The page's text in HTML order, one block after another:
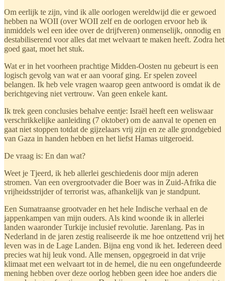
Om eerlijk te zijn, vind ik alle oorlogen wereldwijd die er gewoed
hebben na WOII (over WOII zelf en de oorlogen ervoor heb ik
inmiddels wel een idee over de drijfveren) onmenselijk, onnodig en
destabiliserend voor alles dat met welvaart te maken heeft. Zodra het
goed gaat, moet het stuk.
Wat er in het voorheen prachtige Midden-Oosten nu gebeurt is een
logisch gevolg van wat er aan vooraf ging. Er spelen zoveel
belangen. Ik heb vele vragen waarop geen antwoord is omdat ik de
berichtgeving niet vertrouw. Van geen enkele kant.
Ik trek geen conclusies behalve eentje: Israël heeft een weliswaar
verschrikkelijke aanleiding (7 oktober) om de aanval te openen en
gaat niet stoppen totdat de gijzelaars vrij zijn en ze alle grondgebied
van Gaza in handen hebben en het liefst Hamas uitgeroeid.
De vraag is: En dan wat?
Weet je Tjeerd, ik heb allerlei geschiedenis door mijn aderen
stromen. Van een overgrootvader die Boer was in Zuid-Afrika die
vrijheidsstrijder of terrorist was, afhankelijk van je standpunt.
Een Sumatraanse grootvader en het hele Indische verhaal en de
jappenkampen van mijn ouders. Als kind woonde ik in allerlei
landen waaronder Turkije inclusief revolutie. Jarenlang. Pas in
Nederland in de jaren zestig realiseerde ik me hoe ontzettend vrij het
leven was in de Lage Landen. Bijna eng vond ik het. Iedereen deed
precies wat hij leuk vond. Alle mensen, opgegroeid in dat vrije
klimaat met een welvaart tot in de hemel, die nu een ongefundeerde
mening hebben over deze oorlog hebben geen idee hoe anders die